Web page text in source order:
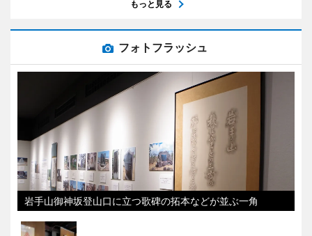
もっと見る
フォトフラッシュ
岩手山御神坂登山口に立つ歌碑の拓本などが並ぶ一角